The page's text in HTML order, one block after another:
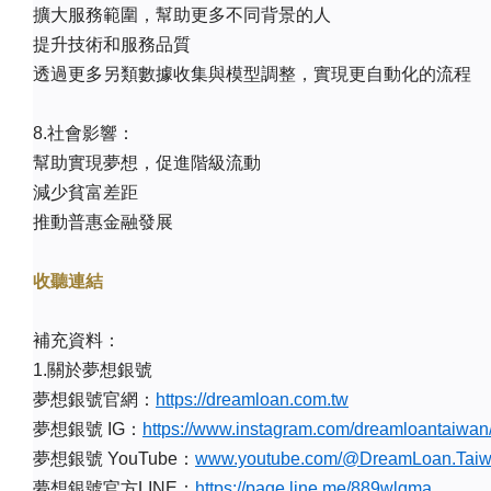
擴大服務範圍，幫助更多不同背景的人
提升技術和服務品質
透過更多另類數據收集與模型調整，實現更自動化的流程
8.社會影響：
幫助實現夢想，促進階級流動
減少貧富差距
推動普惠金融發展
收聽連結
補充資料：
1.關於夢想銀號
夢想銀號官網： https://dreamloan.com.tw
夢想銀號 IG： https://www.instagram.com/
夢想銀號 YouTube： www.youtube.com/